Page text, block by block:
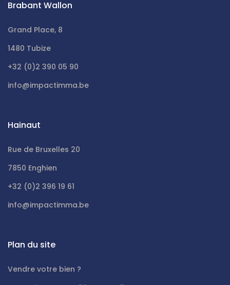
Brabant Wallon
Grand Place, 8
1480 Tubize
+32 (0)2 390 05 90
info@impactimma.be
Hainaut
Rue de Bruxelles 20
7850 Enghien
+32 (0)2 396 19 61
info@impactimma.be
Plan du site
Vendre votre bien ?